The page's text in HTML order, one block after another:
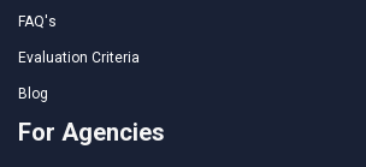
FAQ's
Evaluation Criteria
Blog
For Agencies